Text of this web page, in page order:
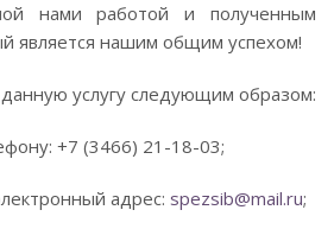
нами работой и полученным
является нашим общим успехом!
услугу следующим образом:
+7 (3466) 21-18-03;
адрес: spezsib@mail.ru;